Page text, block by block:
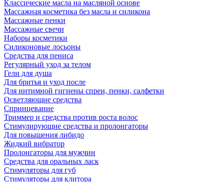
Классические масла на масляной основе
Массажная косметика без масла и силикона
Массажные пенки
Массажные свечи
Наборы косметики
Силиконовые лосьоны
Средства для пениса
Регулярный уход за телом
Гели для душа
Для бритья и уход после
Для интимной гигиены спреи, пенки, салфетки
Осветляющие средства
Спринцевание
Триммер и средства против роста волос
Стимулирующие средства и пролонгаторы
Для повышения либидо
Жидкий вибратор
Пролонгаторы для мужчин
Средства для оральных ласк
Стимуляторы для губ
Стимуляторы для клитора